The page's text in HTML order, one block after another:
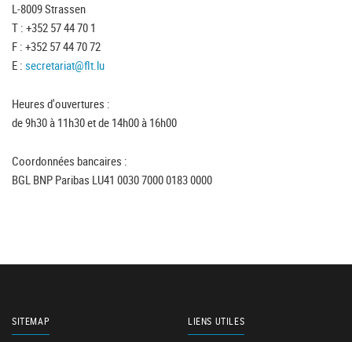
L-8009 Strassen
T : +352 57 44 70 1
F : +352 57 44 70 72
E : secretariat@flt.lu
Heures d'ouvertures :
de 9h30 à 11h30 et de 14h00 à 16h00
Coordonnées bancaires :
BGL BNP Paribas LU41 0030 7000 0183 0000
SITEMAP LIENS UTILES